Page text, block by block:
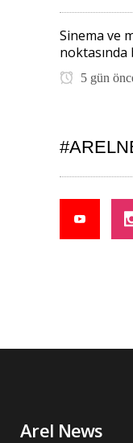
Sinema ve
noktasında
5 gün
Arel News